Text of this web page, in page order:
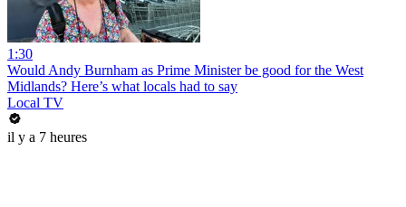
1:30
Would Andy Burnham as Prime Minister be good for the West
Midlands? Here’s what locals had to say
Local TV
il y a 7 heures